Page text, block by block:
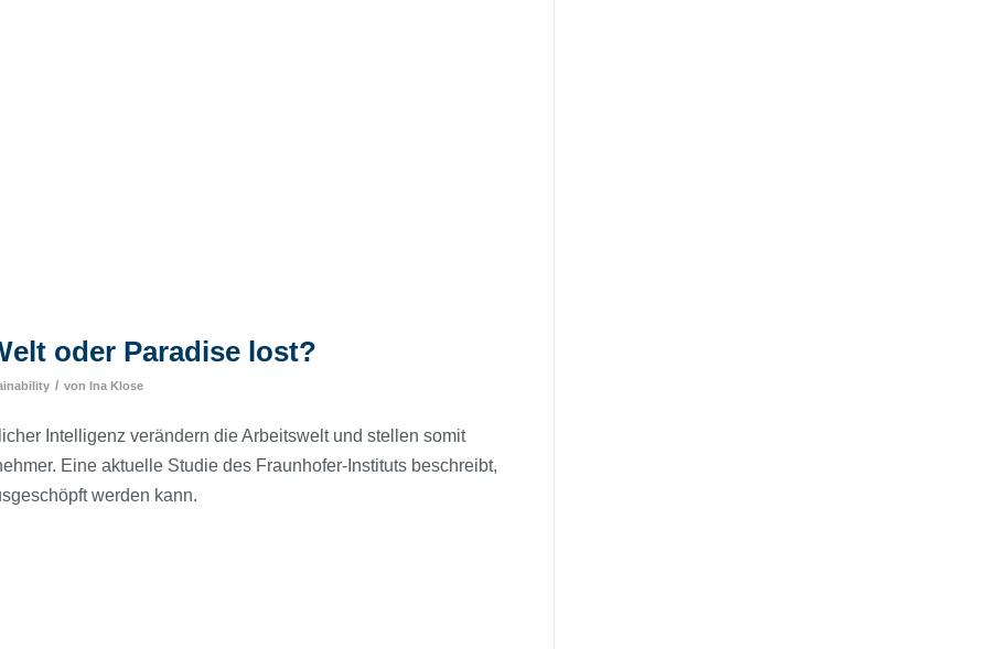
oder Paradise lost?
/ von Ina Klose
Intelligenz verändern die Arbeitswelt und stellen somit
Eine aktuelle Studie des Fraunhofer-Instituts beschreibt,
werden kann.